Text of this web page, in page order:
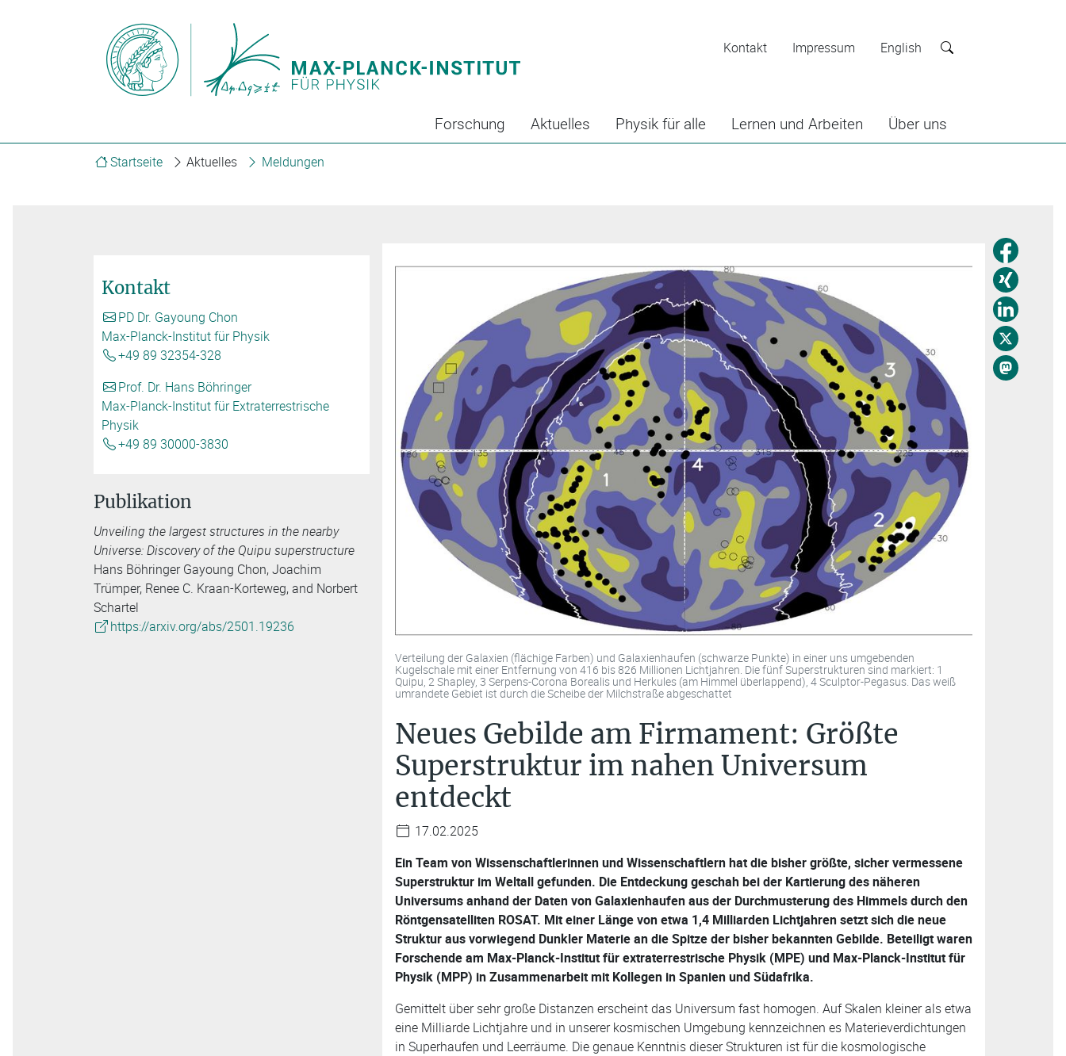
Kontakt Impressum
English
Forschung Aktuelles Physik für alle Lernen und Arbeiten Über uns
Startseite Aktuelles Meldungen
Kontakt
PD Dr. Gayoung Chon
Max-Planck-Institut für Physik
+49 89 32354-328
Prof. Dr. Hans Böhringer
Max-Planck-Institut für Extraterrestrische
Physik
+49 89 30000-3830
Publikation
Unveiling the largest structures in the nearby
Universe: Discovery of the Quipu superstructure
Hans Böhringer Gayoung Chon, Joachim
Trümper, Renee C. Kraan-Korteweg, and Norbert
Schartel
https://arxiv.org/abs/2501.19236
Verteilung der Galaxien (flächige Farben) und Galaxienhaufen (schwarze Punkte) in einer uns umgebenden
Kugelschale mit einer Entfernung von 416 bis 826 Millionen Lichtjahren. Die fünf Superstrukturen sind markiert: 1
Quipu, 2 Shapley, 3 Serpens-Corona Borealis und Herkules (am Himmel überlappend), 4 Sculptor-Pegasus. Das weiß
umrandete Gebiet ist durch die Scheibe der Milchstraße abgeschattet
Neues Gebilde am Firmament: Größte
Superstruktur im nahen Universum
entdeckt
17.02.2025
Ein Team von Wissenschaftlerinnen und Wissenschaftlern hat die bisher größte, sicher vermessene
Superstruktur im Weltall gefunden. Die Entdeckung geschah bei der Kartierung des näheren
Universums anhand der Daten von Galaxienhaufen aus der Durchmusterung des Himmels durch den
Röntgensatelliten ROSAT. Mit einer Länge von etwa 1,4 Milliarden Lichtjahren setzt sich die neue
Struktur aus vorwiegend Dunkler Materie an die Spitze der bisher bekannten Gebilde. Beteiligt waren
Forschende am Max-Planck-Institut für extraterrestrische Physik (MPE) und Max-Planck-Institut für
Physik (MPP) in Zusammenarbeit mit Kollegen in Spanien und Südafrika.
Gemittelt über sehr große Distanzen erscheint das Universum fast homogen. Auf Skalen kleiner als etwa
eine Milliarde Lichtjahre und in unserer kosmischen Umgebung kennzeichnen es Materieverdichtungen
in Superhaufen und Leerräume. Die genaue Kenntnis dieser Strukturen ist für die kosmologische